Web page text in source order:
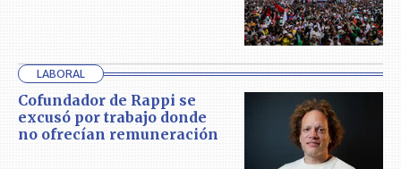
LABORAL
Cofundador de Rappi se
excusó por trabajo donde
no ofrecían remuneración